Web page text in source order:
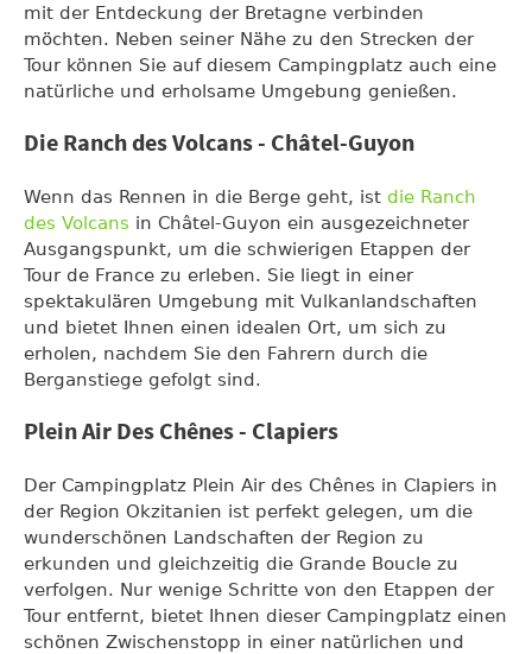
mit der Entdeckung der Bretagne verbinden
möchten. Neben seiner Nähe zu den Strecken der
Tour können Sie auf diesem Campingplatz auch eine
natürliche und erholsame Umgebung genießen.
Die Ranch des Volcans - Châtel-Guyon
Wenn das Rennen in die Berge geht, ist die Ranch
des Volcans in Châtel-Guyon ein ausgezeichneter
Ausgangspunkt, um die schwierigen Etappen der
Tour de France zu erleben. Sie liegt in einer
spektakulären Umgebung mit Vulkanlandschaften
und bietet Ihnen einen idealen Ort, um sich zu
erholen, nachdem Sie den Fahrern durch die
Berganstiege gefolgt sind.
Plein Air Des Chênes - Clapiers
Der Campingplatz Plein Air des Chênes in Clapiers in
der Region Okzitanien ist perfekt gelegen, um die
wunderschönen Landschaften der Region zu
erkunden und gleichzeitig die Grande Boucle zu
verfolgen. Nur wenige Schritte von den Etappen der
Tour entfernt, bietet Ihnen dieser Campingplatz einen
schönen Zwischenstopp in einer natürlichen und